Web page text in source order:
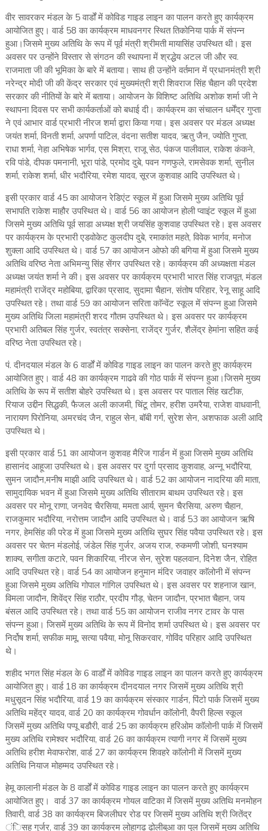
वीर सावरकर मंडल के 5 वार्डों में कोविड गाइड लाइन का पालन करते हुए कार्यक्रम
आयोजित हुए। वार्ड 58 का कार्यक्रम माधवनगर स्थित तिकोनिया पार्क में संपन्न
हुआ।जिसमे मुख्य अतिथि के रूप में पूर्व मंत्री श्रीमती मायासिंह उपस्थित थी। इस
अवसर पर उन्होंने विस्तार से संगठन की स्थापना में श्रद्धेय अटल जी और स्व.
राजमाता जी की भूमिका के बारे में बताया। साथ ही उन्होंने वर्तमान में प्रधानमंत्री श्री
नरेन्द्र मोदी जी की केंद्र सरकार एवं मुख्यमंत्री श्री शिवराज सिंह चैहान की प्रदेश
सरकार की नीतियों के बारे में बताया। आयोजन के विशिष्ट अतिथि अशोक शर्मा जी ने
स्थापना दिवस पर सभी कार्यकर्ताओं को बधाई दी। कार्यक्रम का संचालन धर्मेंद्र गुप्ता
ने एवं आभार वार्ड प्रभारी नीरज शर्मा द्वारा किया गया। इस अवसर पर मंडल अध्यक्ष
जयंत शर्मा, विनती शर्मा, अपर्णा पाटिल, वंदना सतीश यादव, ऋतु जैन, ज्योति गुप्ता,
राधा शर्मा, नेहा अभिषेक भार्गव, एस मिश्रा, राजू सेठ, पंकज पालीवाल, राकेश कंकने,
रवि पांडे, दीपक पमनानी, भूरा पांडे, प्रमोद दुबे, पवन गणफुले, रामसेवक शर्मा, सुनील
शर्मा, राकेश शर्मा, धीर भदौरिया, रमेश यादव, सूरज कुशवाह आदि उपस्थित थे।
इसी प्रकार वार्ड 45 का आयोजन रेडिएंट स्कूल में हुआ जिसमे मुख्य अतिथि पूर्व
सभापति राकेश माहौर उपस्थित थे। वार्ड 56 का आयोजन होली प्वाइंट स्कूल में हुआ
जिसमे मुख्य अतिथि पूर्व साडा अध्यक्ष श्री जयसिंह कुशवाह उपस्थित रहे। इस अवसर
पर कार्यक्रम के प्रभारी एडवोकेट कुलदीप दुबे, रमाकांत महते, विवेक भार्गव, मनोज
शुक्ला आदि उपस्थित थे। वार्ड 57 का आयोजन ओफो की बगिया में हुआ जिसमे मुख्य
अतिथि वरिष्ठ नेता अभिमन्यु सिंह सेंगर उपस्थित रहे। कार्यक्रम की अध्यक्षता मंडल
अध्यक्ष जयंत शर्मा ने की। इस अवसर पर कार्यक्रम प्रभारी भारत सिंह राजपूत, मंडल
महामंत्री राजेंद्र महोबिया, द्वारिका प्रसाद, सुदामा चैहान, संतोष परिहार, रेनू साहू आदि
उपस्थित रहे। तथा वार्ड 59 का आयोजन सरिता काॅन्वेंट स्कूल में संपन्न हुआ जिसमे
मुख्य अतिथि जिला महामंत्री शरद गौतम उपस्थित थे। इस अवसर पर कार्यक्रम
प्रभारी अतिबल सिंह गुर्जर, स्वतंत्र सक्सेना, राजेंद्र गुर्जर, शैलेंद्र हेमांना सहित कई
वरिष्ठ नेता उपस्थित रहे।
पं. दीनदयाल मंडल के 6 वार्डों में कोविड गाइड लाइन का पालन करते हुए कार्यक्रम
आयोजित हुए। वार्ड 48 का कार्यक्रम गाढवे की गोठ पार्क में संपन्न हुआ।जिसमे मुख्य
अतिथि के रूप में सतीश बोहरे उपस्थित थे। इस अवसर पर पाताल सिंह खटीक,
रियाज उद्दीन सिद्धकी, फैजल अली काजमी, चिंटू तोमर, हरीश उमरैया, राजेश वाधवानी,
नारायण पिरोनिया, अमरचंद जैन, राहुल सेन, बॉबी गर्ग, सुरेश सेन, अशफाक अली आदि
उपस्थित थे।
इसी प्रकार वार्ड 51 का आयोजन कुशवह मैरिज गार्डन में हुआ जिसमे मुख्य अतिथि
हासानंद आहूजा उपस्थित थे। इस अवसर पर दुर्गा प्रसाद कुशवाह, अन्नू भदौरिया,
सुमन जादौन,मनीष माझी आदि उपस्थित थे। वार्ड 52 का आयोजन नादरिया की माता,
सामुदायिक भवन में हुआ जिसमे मुख्य अतिथि सीताराम बाथम उपस्थित रहे। इस
अवसर पर मोनू राणा, जनवेद चैरसिया, ममता आर्य, सुमन चैरसिया, अरुण चैहान,
राजकुमार भदौरिया, नरोत्तम जादौन आदि उपस्थित थे। वार्ड 53 का आयोजन ऋषि
नगर, हेमसिंह की परेड में हुआ जिसमे मुख्य अतिथि सुघर सिंह पवैया उपस्थित रहे। इस
अवसर पर चेतन मंडलोई, जंडेल सिंह गुर्जर, अजय राज, रुकमणी जोशी, घनश्याम
शाक्य, सगीता कटारे, पवन शिकारिया, नीरज सेन, सुरेश पहलवान, दिनेश जैन, रोहित
आदि उपस्थित रहे। वार्ड 54 का आयोजन हनुमान मंदिर जवाहर काॅलोनी में संपन्न
हुआ जिसमे मुख्य अतिथि गोपाल गांगिल उपस्थित थे। इस अवसर पर शहनाज खान,
विमला जादौन, शिवेंद्र सिंह राठौर, प्रदीप गौड़, चेतन जादौन, प्रभात चैहान, जय
बंसल आदि उपस्थित रहे। तथा वार्ड 55 का आयोजन राजीव नगर टावर के पास
संपन्न हुआ। जिसमें मुख्य अतिथि के रूप में विनोद शर्मा उपस्थित थे। इस अवसर पर
निर्दोष शर्मा, सफीक मामू, सत्या पवैया, मोनू सिकरवार, गोविंद परिहार आदि उपस्थित
थे।
शहीद भगत सिंह मंडल के 6 वार्डों में कोविड गाइड लाइन का पालन करते हुए कार्यक्रम
आयोजित हुए। वार्ड 18 का कार्यक्रम दीनदयाल नगर जिसमें मुख्य अतिथि श्री
मधुसूदन सिंह भदौरिया, वार्ड 19 का कार्यक्रम संस्कार गार्डन, पिंटो पार्क जिसमें मुख्य
अतिथि महेंद्र यादव, वार्ड 20 का कार्यक्रम गोवर्धान काॅलोनी, वैपरी हिल्स स्कूल
जिसमें मुख्य अतिथि पप्पू बडौरी, वार्ड 25 का कार्यक्रम हरिओम काॅलोनी पार्क में जिसमें
मुख्य अतिथि रामेश्वर भदौरिया, वार्ड 26 का कार्यक्रम त्यागी नगर में जिसमें मुख्य
अतिथि हरीश मेवाफरोश, वार्ड 27 का कार्यक्रम शिवहरे काॅलोनी में जिसमें मुख्य
अतिथि नियाज मोहम्मद उपस्थित रहे।
हेमू कालानी मंडल के 8 वार्डों में कोविड गाइड लाइन का पालन करते हुए कार्यक्रम
आयोजित हुए। वार्ड 37 का कार्यक्रम गोयल वाटिका में जिसमें मुख्य अतिथि मनमोहन
तिवारी, वार्ड 38 का कार्यक्रम बिजलीघर रोड पर जिसमें मुख्य अतिथि श्री जितेंद्र
ंिसह गुर्जर, वार्ड 39 का कार्यक्रम लोहागढ ढोलीबुआ का पुल जिसमें मुख्य अतिथि